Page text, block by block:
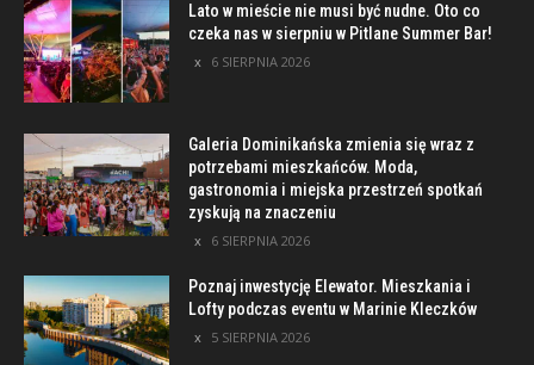
Lato w mieście nie musi być nudne. Oto co
czeka nas w sierpniu w Pitlane Summer Bar!
6 SIERPNIA 2026
Galeria Dominikańska zmienia się wraz z
potrzebami mieszkańców. Moda,
gastronomia i miejska przestrzeń spotkań
zyskują na znaczeniu
6 SIERPNIA 2026
Poznaj inwestycję Elewator. Mieszkania i
Lofty podczas eventu w Marinie Kleczków
5 SIERPNIA 2026